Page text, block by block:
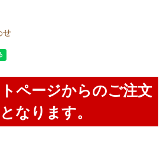
せ
ページからのご注文
なります。